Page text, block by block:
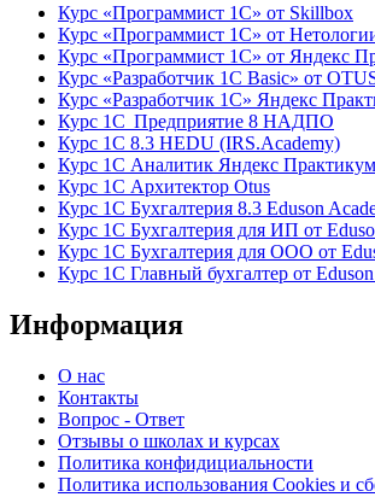
Курс «Программист 1С» от Skillbox
Курс «Программист 1С» от
Курс «Программист 1С» от Яндекс
Курс «Разработчик 1С Basic» от
Курс «Разработчик 1С» Яндекс
Курс 1С Предприятие 8 НАДПО
Курс 1С 8.3 HEDU (IRS.Academy)
Курс 1С Аналитик Яндекс Практикум
Курс 1С Архитектор Otus
Курс 1С Бухгалтерия 8.3 Eduson
Курс 1С Бухгалтерия для ИП от
Курс 1С Бухгалтерия для ООО от
Курс 1С Главный бухгалтер от
Информация
О нас
Контакты
Вопрос - Ответ
Отзывы о школах и курсах
Политика конфидициальности
Политика использования Cookies и